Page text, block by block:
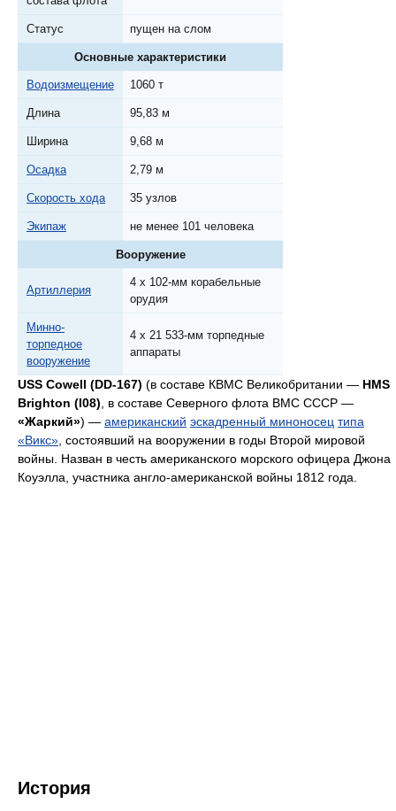
Статус пущен на слом
Основные характеристики
Водоизмещение 1060 т
Длина 95,83 м
Ширина 9,68 м
Осадка 2,79 м
Скорость хода 35 узлов
Экипаж не менее 101 человека
Вооружение
Артиллерия
4 x 102-мм корабельные
орудия
Минно-
торпедное
вооружение
4 x 21 533-мм торпедные
аппараты
USS Cowell (DD-167) (в составе КВМС Великобритании — HMS
Brighton (I08) , в составе Северного флота ВМС СССР —
«Жаркий») — американский эскадренный миноносец типа
«Викс» , состоявший на вооружении в годы Второй мировой
войны. Назван в честь американского морского офицера Джона
Коуэлла, участника англо-американской войны 1812 года.
История